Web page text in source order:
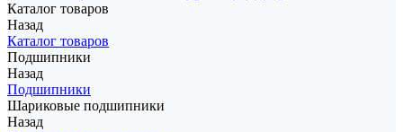
Каталог товаров
Назад
Каталог товаров
Подшипники
Назад
Подшипники
Шариковые подшипники
Назад